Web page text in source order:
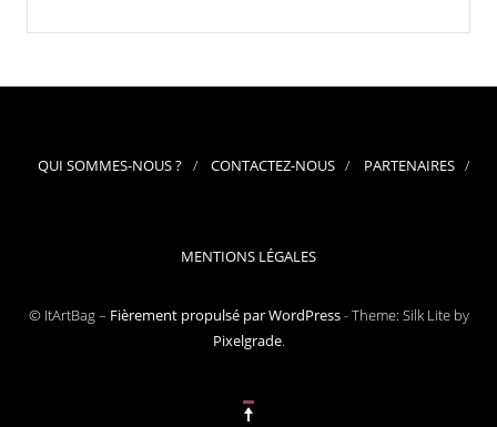
QUI SOMMES-NOUS ? CONTACTEZ-NOUS PARTENAIRES
MENTIONS LÉGALES
© ItArtBag – Fièrement propulsé par WordPress-Theme: Silk Lite by
Pixelgrade.